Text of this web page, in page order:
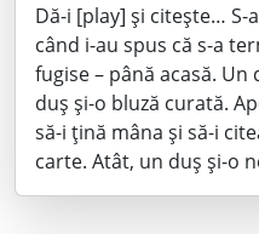
Dă-i [play] și citește…
când i-au spus că s-a
fugise – până acasă.
duș și-o bluză curată.
să-i țină mâna și să-i
carte. Atât, un duș și-o